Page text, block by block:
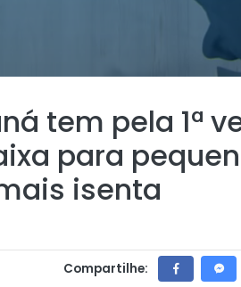
tem pela 1ª
para
isenta
Compartilhe: